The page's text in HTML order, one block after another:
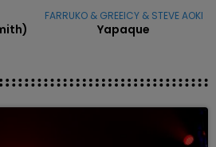
FARRUKO & GREEICY & STEVE AOKI
Yapaque